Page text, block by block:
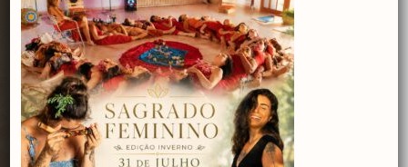
RETIRO HOLÍSTICO
Desconectar para Despertar